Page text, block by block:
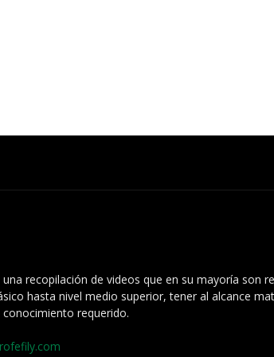
recopilación de videos que en su mayoría
hasta nivel medio superior, tener al alcance
requerido.